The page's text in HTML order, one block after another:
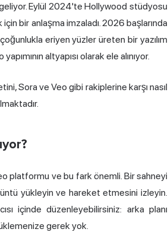
Eylül 2024'te Hollywood stüdyosu
bir anlaşma imzaladı. 2026 başlarında
eriyen yüzler üreten bir yazılım
altyapısı olarak ele alınıyor.
Sora ve Veo gibi rakiplerine karşı nasıl
platformu ve bu fark önemli. Bir sahneyi
yükleyin ve hareket etmesini izleyin.
içinde düzenleyebilirsiniz: arka planı
gerek yok.